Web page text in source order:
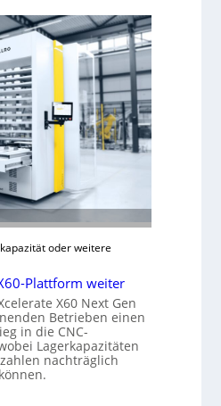
oder weitere
Plattform weiter
X60 Next Gen
Betrieben einen
in die CNC-
Lagerkapazitäten
nachträglich